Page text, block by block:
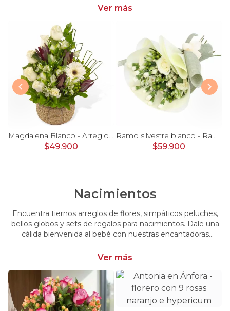
momentos de pérdida.
Ver más
Magdalena Blanco - Arreglo floral con rosas, gerbera y astromelias blancas
$49.900
Ramo silvestre blanco - Ramo de flores circular con rosas blancas, claveles blancos, astromelias e hypericum verde
$59.900
Nacimientos
Encuentra tiernos arreglos de flores, simpáticos peluches,
bellos globos y sets de regalos para nacimientos. Dale una
cálida bienvenida al bebé con nuestras encantadoras
especial.
Ver más